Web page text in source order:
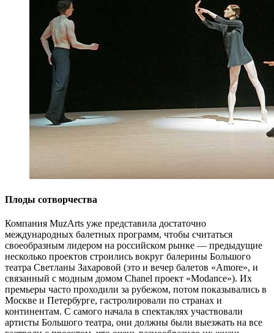
Плоды сотворчества
Компания MuzArts уже представила достаточно
международных балетных программ, чтобы считаться
своеобразным лидером на российском рынке — предыдущие
несколько проектов строились вокруг балерины Большого
театра Светланы Захаровой (это и вечер балетов «Amore», и
связанный с модным домом Chanel проект «Modance»). Их
премьеры часто проходили за рубежом, потом показывались в
Москве и Петербурге, гастролировали по странах и
континентам. С самого начала в спектаклях участвовали
артисты Большого театра, они должны были выезжать на все